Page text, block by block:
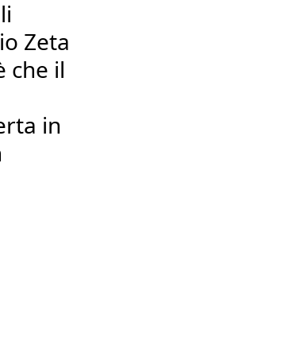
Zeta
che il
in